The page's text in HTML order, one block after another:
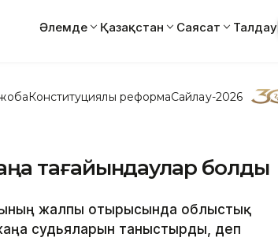
Әлемде Қазақстан Саясат Талдау
Конституциялық реформаСайлау-2026
тағайындаулар болды
жалпы отырысында облыстық
судьяларын таныстырды, деп